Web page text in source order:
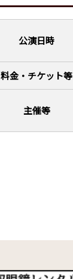
公演日時
料金・チケット等
主催等